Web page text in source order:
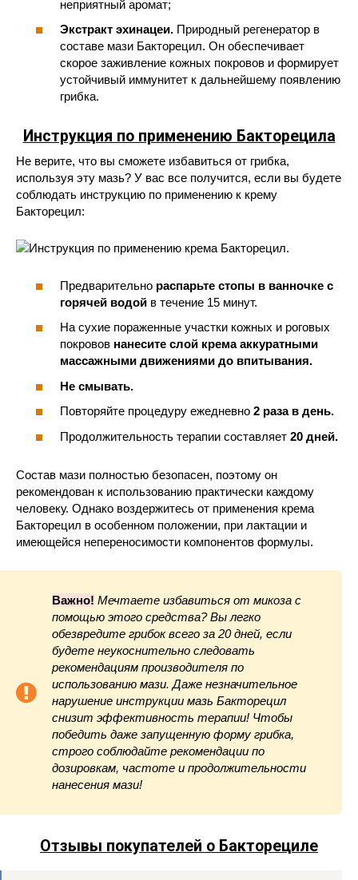
неприятный аромат;
Экстракт эхинацеи. Природный регенератор в
составе мази Бакторецил. Он обеспечивает
скорое заживление кожных покровов и формирует
устойчивый иммунитет к дальнейшему появлению
грибка.
Инструкция по применению Бакторецила
Не верите, что вы сможете избавиться от грибка,
используя эту мазь? У вас все получится, если вы будете
соблюдать инструкцию по применению к крему
Бакторецил:
Предварительно распарьте стопы в ванночке с
горячей водой в течение 15 минут.
На сухие пораженные участки кожных и роговых
покровов нанесите слой крема аккуратными
массажными движениями до впитывания.
Не смывать.
Повторяйте процедуру ежедневно 2 раза в день.
Продолжительность терапии составляет 20 дней.
Состав мази полностью безопасен, поэтому он
рекомендован к использованию практически каждому
человеку. Однако воздержитесь от применения крема
Бакторецил в особенном положении, при лактации и
имеющейся непереносимости компонентов формулы.
Важно! Мечтаете избавиться от микоза с
помощью этого средства? Вы легко
обезвредите грибок всего за 20 дней, если
будете неукоснительно следовать
рекомендациям производителя по
использованию мази. Даже незначительное
нарушение инструкции мазь Бакторецил
снизит эффективность терапии! Чтобы
победить даже запущенную форму грибка,
строго соблюдайте рекомендации по
дозировкам, частоте и продолжительности
нанесения мази!
Отзывы покупателей о Бакторециле